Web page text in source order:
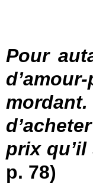
Pour
prix
p. 78)